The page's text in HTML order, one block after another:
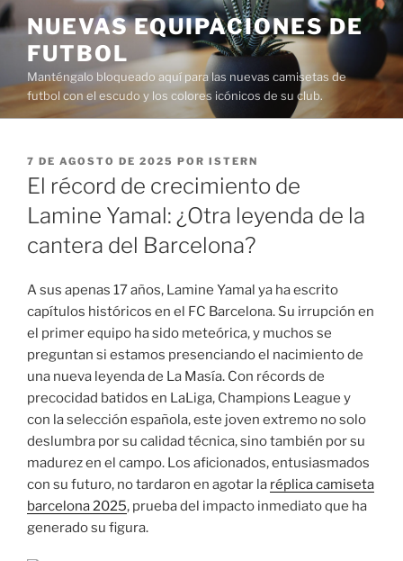
Saltar
al
contenido
NUEVAS EQUIPACIONES DE
FUTBOL
Manténgalo bloqueado aquí para las nuevas camisetas de
futbol con el escudo y los colores icónicos de su club.
PUBLICADO
EL
7 DE AGOSTO DE 2025 POR ISTERN
El récord de crecimiento de
Lamine Yamal: ¿Otra leyenda de la
cantera del Barcelona?
A sus apenas 17 años, Lamine Yamal ya ha escrito
capítulos históricos en el FC Barcelona. Su irrupción en
el primer equipo ha sido meteórica, y muchos se
preguntan si estamos presenciando el nacimiento de
una nueva leyenda de La Masía. Con récords de
precocidad batidos en LaLiga, Champions League y
con la selección española, este joven extremo no solo
deslumbra por su calidad técnica, sino también por su
madurez en el campo. Los aficionados, entusiasmados
con su futuro, no tardaron en agotar la réplica camiseta
barcelona 2025, prueba del impacto inmediato que ha
generado su figura.